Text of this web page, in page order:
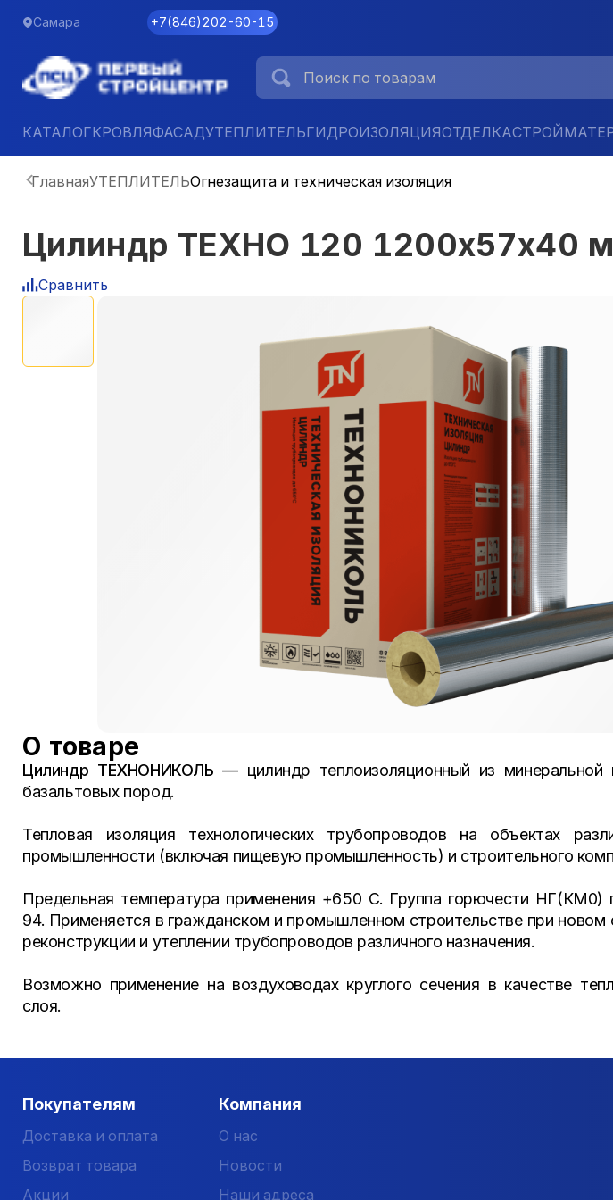
Самара +7(846)202-60-15
КАТАЛОГКРОВЛЯФАСАДУТЕПЛИТЕЛЬГИДРОИЗОЛЯЦИЯОТДЕЛКА
ГлавнаяУТЕПЛИТЕЛЬОгнезащита и техническая изоляция
Цилиндр ТЕХНО 120 1200х57х40
Сравнить
О товаре
Цилиндр ТЕХНОНИКОЛЬ — цилиндр теплоизоляционный из минеральной
базальтовых пород.
Тепловая изоляция технологических трубопроводов на объектах
промышленности (включая пищевую промышленность) и строительного
Предельная температура применения +650 С. Группа горючести
94. Применяется в гражданском и промышленном строительстве при новом
реконструкции и утеплении трубопроводов различного назначения.
Возможно применение на воздуховодах круглого сечения в качестве
слоя.
Покупателям
Доставка и оплата
Возврат товара
Акции
Компания
О нас
Новости
Наши адреса